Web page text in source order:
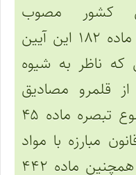
کشور مصوب
۲۸/۲/۱۴۰۰ و مطابق ماده ۱۸۲ این آیین
که ناظر به شیوه
قلمرو مصادیق
نهادهای ارفاقی موضوع تبصره ماده ۴۵
۱۲/۷/۱۳۹۶ قانون مبارزه با مواد
مخدر خارج است و همچنین ماده ۴۴۲